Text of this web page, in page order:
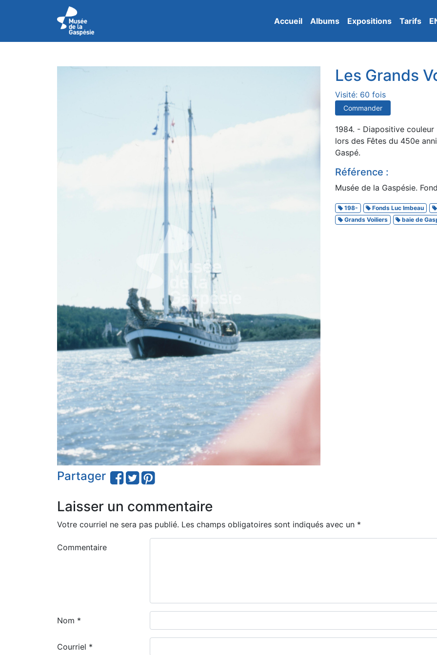
Accueil Albums Expositions Tarifs
Partager
Les Grands
Visité: 60 fois
Commander
1984. - Diapositive
lors des Fêtes du 450e
Gaspé.
Référence :
Musée de la Gaspésie.
198- Fonds Luc Imbeau
Grands Voiliers
baie de
Laisser un commentaire
Votre courriel ne sera pas publié. Les champs obligatoires sont indiqués avec un *
Commentaire
Nom *
Courriel *